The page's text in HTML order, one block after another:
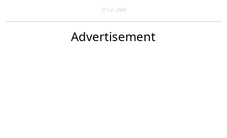
27 ก.ค. 2569
Advertisement